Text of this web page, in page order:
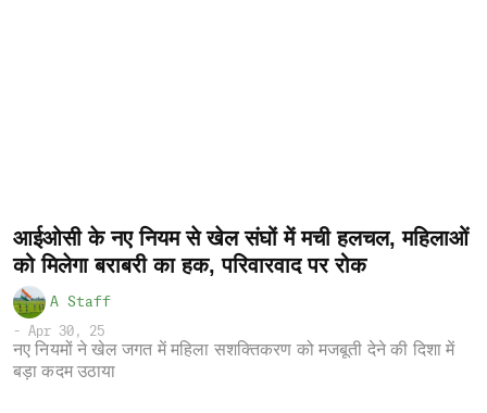
आईओसी के नए नियम से खेल संघों में मची हलचल, महिलाओं
को मिलेगा बराबरी का हक, परिवारवाद पर रोक
A Staff
- Apr 30, 25
नए नियमों ने खेल जगत में महिला सशक्तिकरण को मजबूती देने की दिशा में
बड़ा कदम उठाया